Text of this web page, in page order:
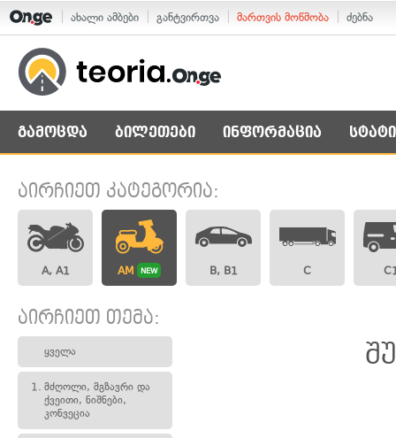
ახალი ამბები განტვირთვა მართვის მოწმობა ძებნა
გამოცდა ბილეთები ინფორმაცია
აირჩიეთ კატეგორია:
A, A1 AM NEW B, B1 C
აირჩიეთ თემა:
ყველა
1. მძღოლი, მგზავრი და
ქვეითი, ნიშნები,
კონვეცია